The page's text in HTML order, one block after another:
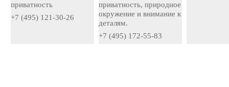
приватность
+7 (495) 121-30-26
приватность, природное
окружение и внимание к
деталям.
+7 (495) 172-55-83